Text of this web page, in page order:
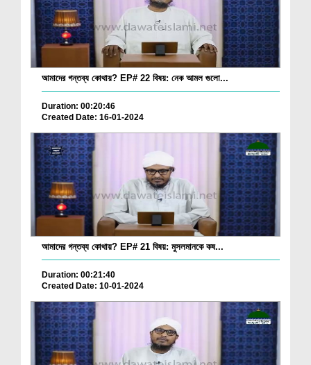
আমাদের গন্তব্য কোথায়? EP# 22 বিষয়: নেক আমল গুলো...
Duration: 00:20:46
Created Date: 16-01-2024
আমাদের গন্তব্য কোথায়? EP# 21 বিষয়: মুসলমানকে কষ...
Duration: 00:21:40
Created Date: 10-01-2024